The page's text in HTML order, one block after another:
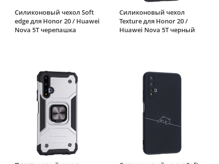
Силиконовый чехол Soft
edge для Honor 20 / Huawei
Nova 5T черепашка
Силиконовый чехол
Texture для Honor 20 /
Huawei Nova 5T черный